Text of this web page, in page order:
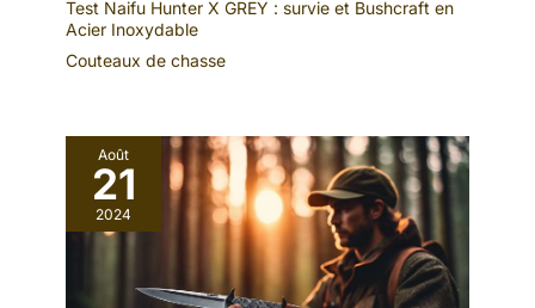
Test Naifu Hunter X GREY : survie et Bushcraft en
Acier Inoxydable
Couteaux de chasse
Août
21
2024